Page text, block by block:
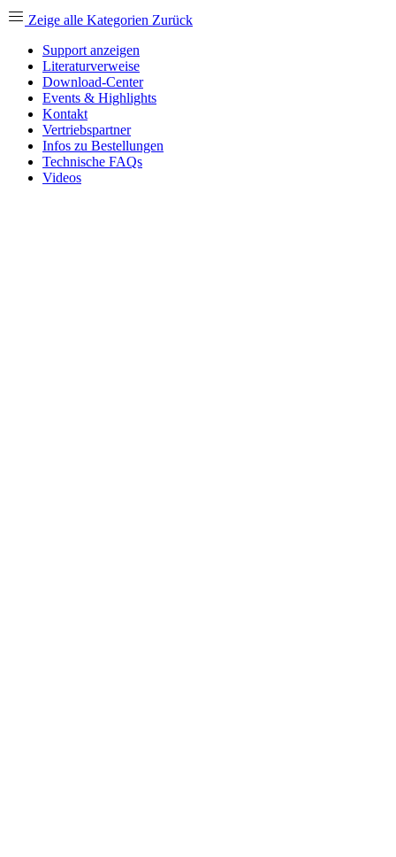
Zeige alle Kategorien Zurück
Support anzeigen
Literaturverweise
Download-Center
Events & Highlights
Kontakt
Vertriebspartner
Infos zu Bestellungen
Technische FAQs
Videos